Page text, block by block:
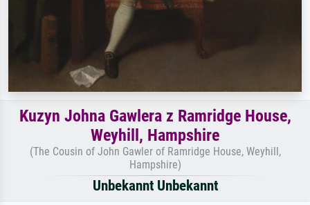
Kuzyn Johna Gawlera z Ramridge House,
Weyhill, Hampshire
(The Cousin of John Gawler of Ramridge House, Weyhill,
Hampshire)
Unbekannt Unbekannt